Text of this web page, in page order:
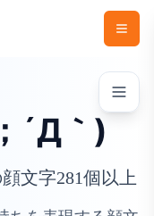
´Д｀)
文字281個以上